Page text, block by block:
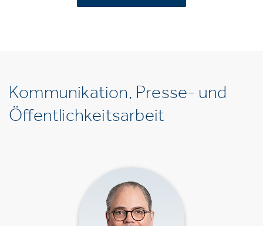
Kommunikation, Presse- und
Öffentlichkeitsarbeit